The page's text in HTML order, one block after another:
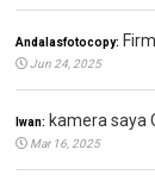
Andalasfotocopy:
Jun 24, 2025
Iwan: kamera saya
Mar 16, 2025